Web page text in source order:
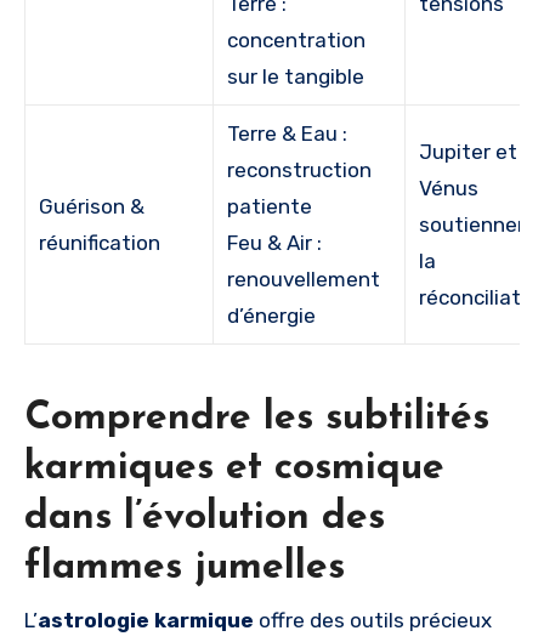
concentration
sur le tangible
Guérison &
réunification
Terre & Eau :
reconstruction
patiente
Feu & Air :
renouvellement
d’énergie
Jupiter et
Vénus
soutiennent
la
Comprendre les subtilités
karmiques et cosmique
dans l’évolution des
flammes jumelles
L’astrologie karmique offre des outils précieux